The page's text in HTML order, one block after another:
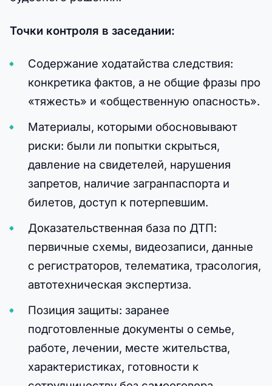
Точки контроля в заседании:
Содержание ходатайства следствия:
конкретика фактов, а не общие фразы про
«тяжесть» и «общественную опасность».
Материалы, которыми обосновывают
риски: были ли попытки скрыться,
давление на свидетелей, нарушения
запретов, наличие загранпаспорта и
билетов, доступ к потерпевшим.
Доказательственная база по ДТП:
первичные схемы, видеозаписи, данные
с регистраторов, телематика, трасология,
автотехническая экспертиза.
Позиция защиты: заранее
подготовленные документы о семье,
работе, лечении, месте жительства,
характеристиках, готовности к